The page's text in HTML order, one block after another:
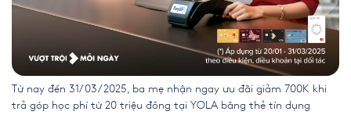
Từ nay đến 31/03/2025, ba mẹ nhận ngay ưu đãi giảm 700K khi
trả góp học phí từ 20 triệu đồng tại YOLA bằng thẻ tín dụng